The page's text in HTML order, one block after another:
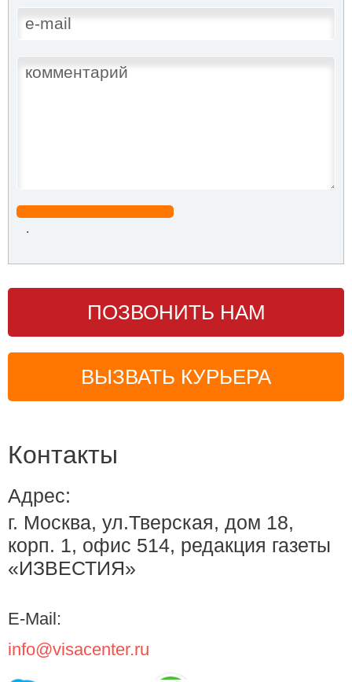
.
ПОЗВОНИТЬ НАМ
ВЫЗВАТЬ КУРЬЕРА
Контакты
Адрес:
г. Москва, ул.Тверская, дом 18,
корп. 1, офис 514, редакция газеты
«ИЗВЕСТИЯ»
E-Mail:
info@visacenter.ru